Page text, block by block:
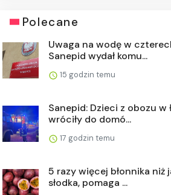
Polecane
Uwaga na wodę w
Sanepid wydał komu...
15 godzin temu
Sanepid: Dzieci z obozu
wróciły do domó...
17 godzin temu
5 razy więcej błonnika niż
słodka, pomaga ...